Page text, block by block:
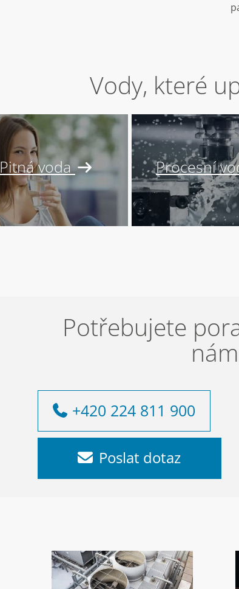
Vody, které
Pitná voda Procesní
Potřebujete
nám
+420 224 811 900
Poslat dotaz